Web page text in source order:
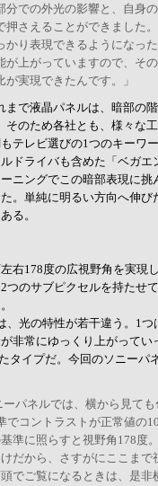
分での外光の影響と、自身
押さえることができました
かり表現できるようになっ
が上がっていますので、そ
が実現できたんです。」
まで液晶パネルは、暗部の
そのため各社とも、様々な
テレビ選びの1つのキーワ
ドライバも含めた「ベガ
ニングでこの暗部表現に
。単純に明るい方向へ伸
る。
右178度の広視野角を実現
つのサブピクセルを持たせ
、光の特性が若干違う。1
非常にゆっくり上がって
タイプだ。今回のソニーパ
ーパネルでは、横から見て
でコントラストが正常値の
準に照らすと視野角178度
だから、さすがにここま
でご覧になるときは、是